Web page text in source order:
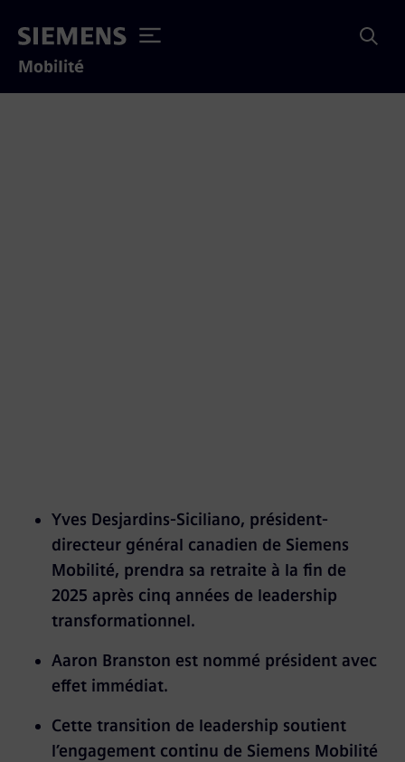
Mobilité
Yves Desjardins-Siciliano, président-
directeur général canadien de Siemens
Mobilité, prendra sa retraite à la fin de
2025 après cinq années de leadership
transformationnel.
Aaron Branston est nommé président avec
effet immédiat.
Cette transition de leadership soutient
l’engagement continu de Siemens Mobilité